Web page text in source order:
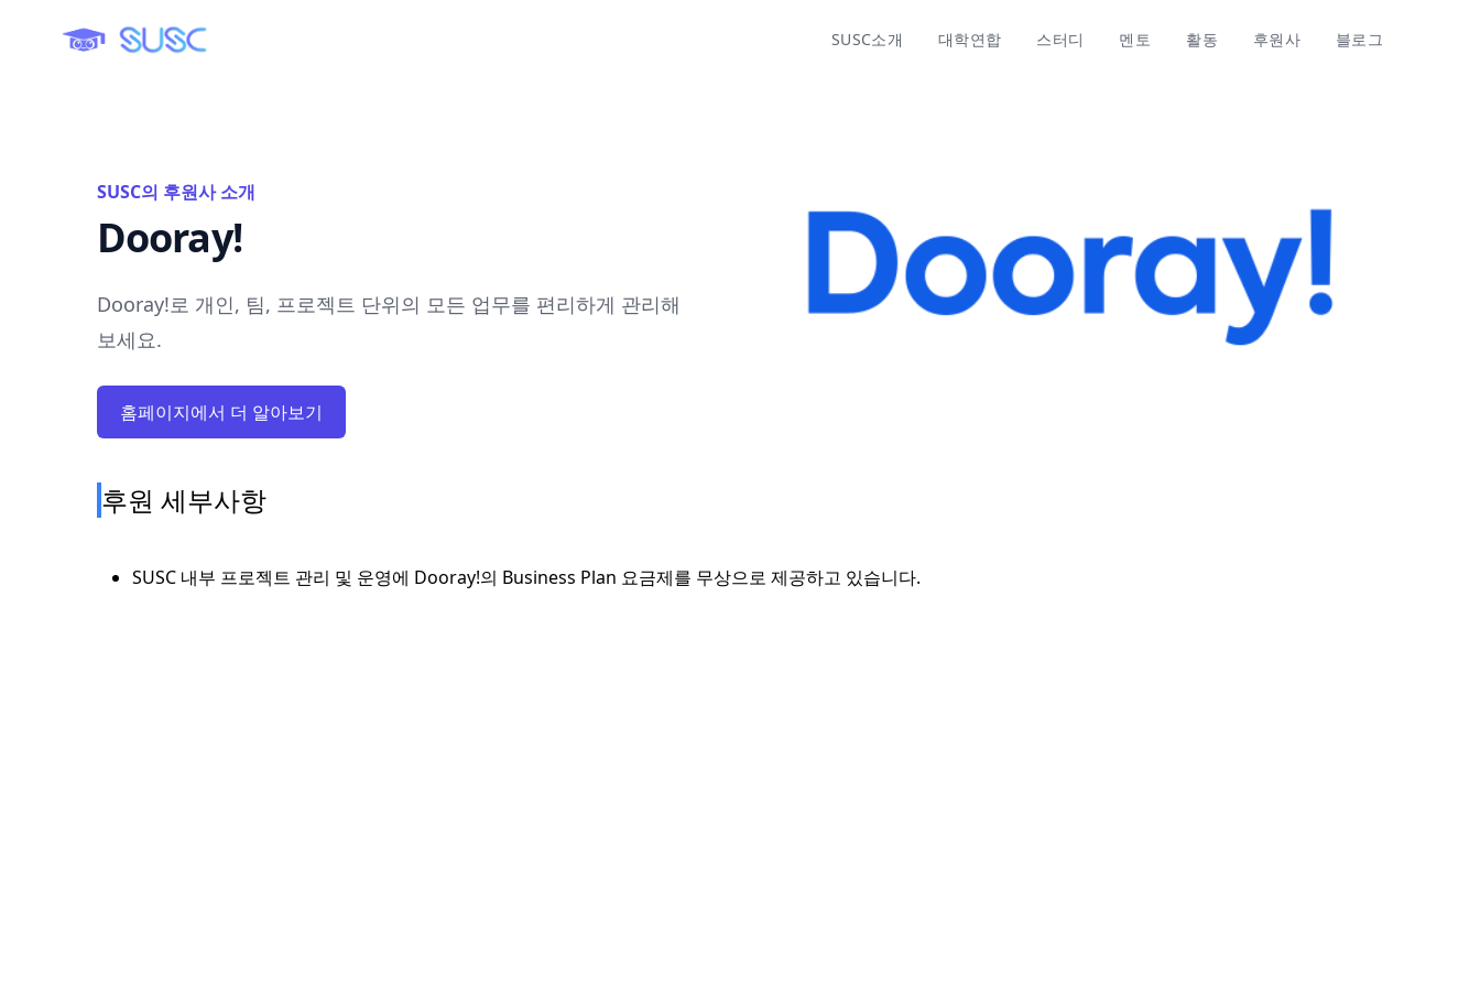
SUSC소개 대학연합 스터디 멘토 활동 후원사 블로그
SUSC의 후원사 소개
Dooray!
Dooray!로 개인, 팀, 프로젝트 단위의 모든 업무를 편리하게 관리해
보세요.
홈페이지에서 더 알아보기
후원 세부사항
SUSC 내부 프로젝트 관리 및 운영에 Dooray!의 Business Plan 요금제를 무상으로 제공하고 있습니다.